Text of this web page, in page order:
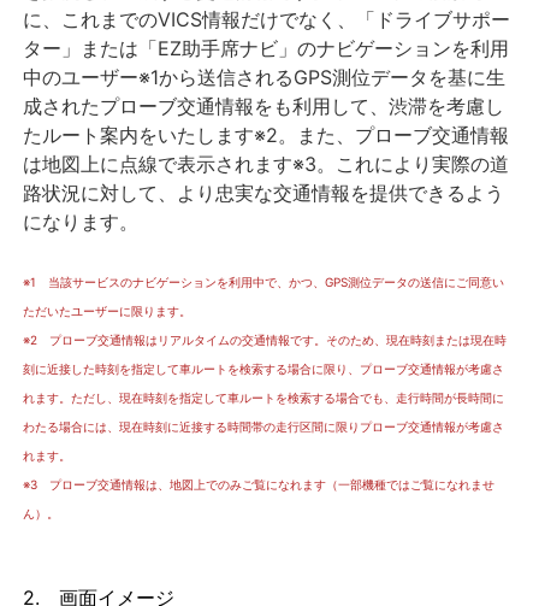
に、これまでのVICS情報だけでなく、「ドライブサポー
ター」または「EZ助手席ナビ」のナビゲーションを利用
中のユーザー※1から送信されるGPS測位データを基に生
成されたプローブ交通情報をも利用して、渋滞を考慮し
たルート案内をいたします※2。また、プローブ交通情報
は地図上に点線で表示されます※3。これにより実際の道
路状況に対して、より忠実な交通情報を提供できるよう
になります。
※1 当該サービスのナビゲーションを利用中で、かつ、GPS測位データの送信にご同意い
ただいたユーザーに限ります。
※2 プローブ交通情報はリアルタイムの交通情報です。そのため、現在時刻または現在時
刻に近接した時刻を指定して車ルートを検索する場合に限り、プローブ交通情報が考慮さ
れます。ただし、現在時刻を指定して車ルートを検索する場合でも、走行時間が長時間に
わたる場合には、現在時刻に近接する時間帯の走行区間に限りプローブ交通情報が考慮さ
れます。
※3 プローブ交通情報は、地図上でのみご覧になれます（一部機種ではご覧になれませ
ん）。
2. 画面イメージ